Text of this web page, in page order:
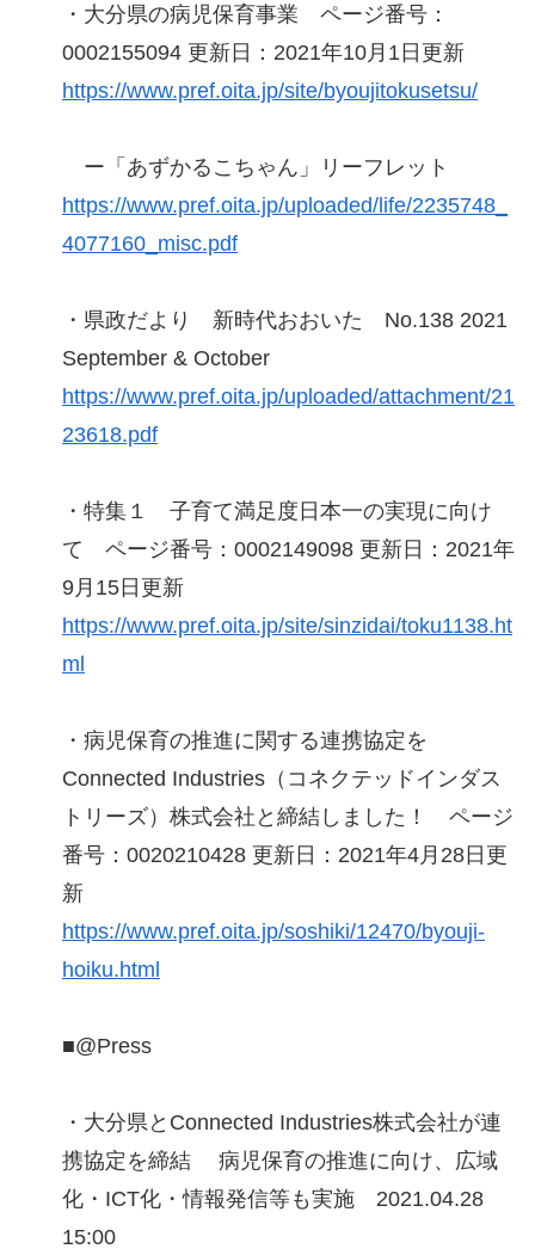
・大分県の病児保育事業 ページ番号：
0002155094 更新日：2021年10月1日更新
https://www.pref.oita.jp/site/byoujitokusetsu/
ー「あずかるこちゃん」リーフレット
https://www.pref.oita.jp/uploaded/life/2235748_
4077160_misc.pdf
・県政だより 新時代おおいた No.138 2021
September & October
https://www.pref.oita.jp/uploaded/attachment/21
23618.pdf
・特集１ 子育て満足度日本一の実現に向け
て ページ番号：0002149098 更新日：2021年
9月15日更新
https://www.pref.oita.jp/site/sinzidai/toku1138.ht
ml
・病児保育の推進に関する連携協定を
Connected Industries（コネクテッドインダス
トリーズ）株式会社と締結しました！ ページ
番号：0020210428 更新日：2021年4月28日更
新
https://www.pref.oita.jp/soshiki/12470/byouji-
hoiku.html
■@Press
・大分県とConnected Industries株式会社が連
携協定を締結 病児保育の推進に向け、広域
化・ICT化・情報発信等も実施 2021.04.28
15:00